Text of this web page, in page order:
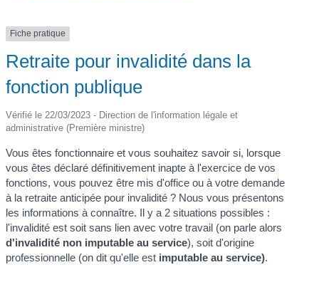
Fiche pratique
Retraite pour invalidité dans la
fonction publique
Vérifié le 22/03/2023 - Direction de l'information légale et
administrative (Première ministre)
Vous êtes fonctionnaire et vous souhaitez savoir si, lorsque
vous êtes déclaré définitivement inapte à l'exercice de vos
fonctions, vous pouvez être mis d'office ou à votre demande
à la retraite anticipée pour invalidité ? Nous vous présentons
les informations à connaître. Il y a 2 situations possibles :
l'invalidité est soit sans lien avec votre travail (on parle alors
d'invalidité non imputable au service), soit d'origine
professionnelle (on dit qu'elle est imputable au service).